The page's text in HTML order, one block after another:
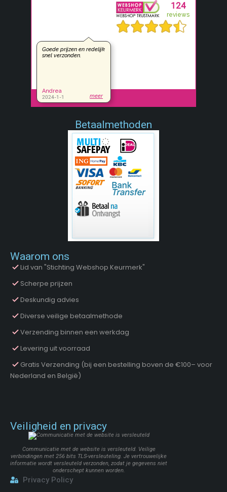
Betaalmethoden
Waarom ons
Lid van "Stichting Webshop Keurmerk"
Scherpe prijzen
Deskundig advies
Diverse veilige betaalmethode
Verzending binnen een werkdag
Levering uit voorraad
Gratis Verzending (bij een bestelling boven de €100– voor
Nederland en België)
Veiligheid en privacy
Communicatie met de website is versleuteld. Veilige
verbindingen met 256 bits TLS-versleuteling. Je vertrouwelijke
informatie wordt versleuteld verzonden, zodat je gegevens niet
onderschept kunnen worden.
Privacy Policy